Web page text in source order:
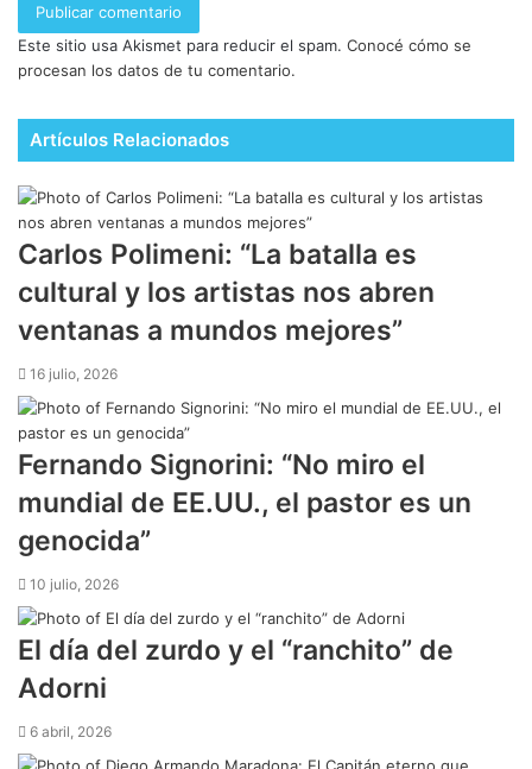
Este sitio usa Akismet para reducir el spam. Conocé cómo se
procesan los datos de tu comentario.
Artículos Relacionados
Carlos Polimeni: “La batalla es
cultural y los artistas nos abren
ventanas a mundos mejores”
16 julio, 2026
Fernando Signorini: “No miro el
mundial de EE.UU., el pastor es un
genocida”
10 julio, 2026
El día del zurdo y el “ranchito” de
Adorni
6 abril, 2026